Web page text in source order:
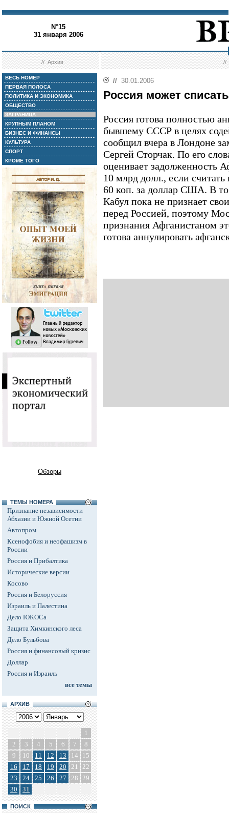
N°15
31 января 2006
//Архив //
ВЕСЬ НОМЕР
ПЕРВАЯ ПОЛОСА
ПОЛИТИКА И ЭКОНОМИКА
ОБЩЕСТВО
ЗАГРАНИЦА
КРУПНЫМ ПЛАНОМ
БИЗНЕС И ФИНАНСЫ
КУЛЬТУРА
СПОРТ
КРОМЕ ТОГО
Обзоры
ТЕМЫ НОМЕРА
Признание независимости
Абхазии и Южной Осетии
Автопром
Ксенофобия и неофашизм в
России
Россия и Прибалтика
Исторические версии
Косово
Россия и Белоруссия
Израиль и Палестина
Дело ЮКОСа
Защита Химкинского леса
Дело Бульбова
Россия и финансовый кризис
Доллар
Россия и Израиль
все темы
АРХИВ
1
2
3 4 5 6 7
8
9
10 11 12 13 14
15
16
17 18 19 20 21
22
23
24 25 26 27 28 29
30
31
ПОИСК
// 30.01.2006
Россия может
Россия готова полностью
бывшему СССР в целях
сообщил вчера в Лондоне
Сергей Сторчак. По его
оценивает задолженность
10 млрд долл., если
60 коп. за доллар США. В
Кабул пока не признает
перед Россией, поэтому
признания Афганистаном
готова аннулировать